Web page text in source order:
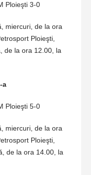
Ploieşti 3-0
miercuri, de la ora
Ploieşti,
de la ora 12.00, la
a
Ploieşti 5-0
miercuri, de la ora
Ploieşti,
de la ora 14.00, la